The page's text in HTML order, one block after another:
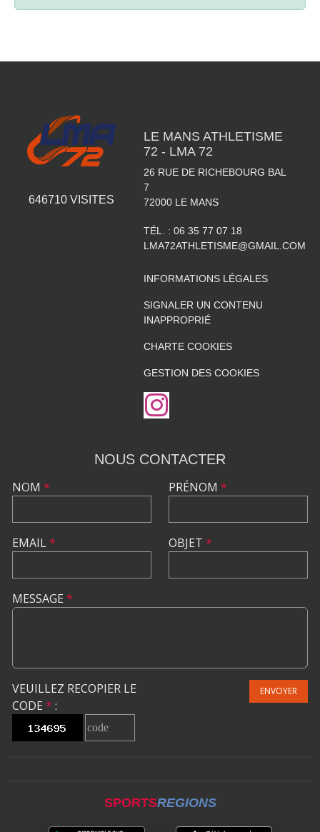
646710 VISITES
LE MANS ATHLETISME
72 - LMA 72
26 RUE DE RICHEBOURG BAL
7
72000 LE MANS
TÉL. : 06 35 77 07 18
LMA72ATHLETISME@GMAIL.COM
INFORMATIONS LÉGALES
SIGNALER UN CONTENU
INAPPROPRIÉ
CHARTE COOKIES
GESTION DES COOKIES
NOUS CONTACTER
NOM *
EMAIL*
PRÉNOM *
OBJET *
MESSAGE *
VEUILLEZ RECOPIER LE
CODE * :
ENVOYER
SPORTSREGIONS